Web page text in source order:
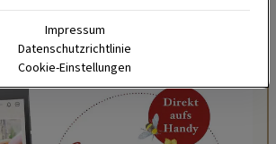
am Traunsee.
Impressum
Datenschutzrichtlinie
Cookie-Einstellungen